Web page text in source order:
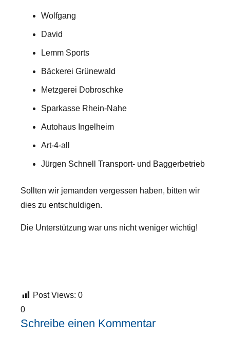
Wolfgang
David
Lemm Sports
Bäckerei Grünewald
Metzgerei Dobroschke
Sparkasse Rhein-Nahe
Autohaus Ingelheim
Art-4-all
Jürgen Schnell Transport- und Baggerbetrieb
Sollten wir jemanden vergessen haben, bitten wir
dies zu entschuldigen.
Die Unterstützung war uns nicht weniger wichtig!
Post Views: 0
0
Schreibe einen Kommentar